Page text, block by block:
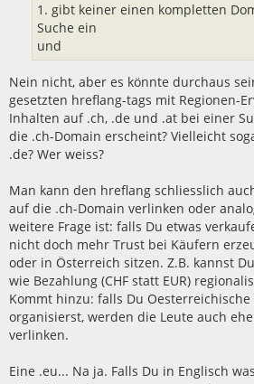
1. gibt keiner einen kompletten
Suche ein
und
Nein nicht, aber es könnte durchaus
gesetzten hreflang-tags mit Regionen-
Inhalten auf .ch, .de und .at bei einer
die .ch-Domain erscheint? Vielleicht
.de? Wer weiss?
Man kann den hreflang schliesslich
auf die .ch-Domain verlinken oder
weitere Frage ist: falls Du etwas
nicht doch mehr Trust bei Käufern
oder in Österreich sitzen. Z.B. kannst
wie Bezahlung (CHF statt EUR)
Kommt hinzu: falls Du Oesterreichische
organisierst, werden die Leute auch
verlinken.
Eine .eu... Na ja. Falls Du in Englisch